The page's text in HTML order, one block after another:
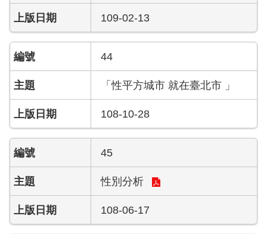
文
公
開
區
統
計
資
料
影
音
專
109-02-13
44
「性平方城市 就在臺北市 」
108-10-28
45
性別分析
108-06-17